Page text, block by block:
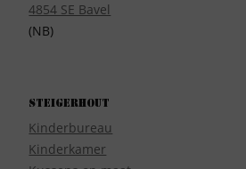
4854 SE Bavel
(NB)
Steigerhout
Kinderbureau
Kinderkamer